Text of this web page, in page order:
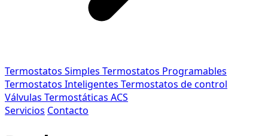
Termostatos Simples Termostatos Programables
Termostatos Inteligentes Termostatos de control
Válvulas Termostáticas ACS
Servicios Contacto